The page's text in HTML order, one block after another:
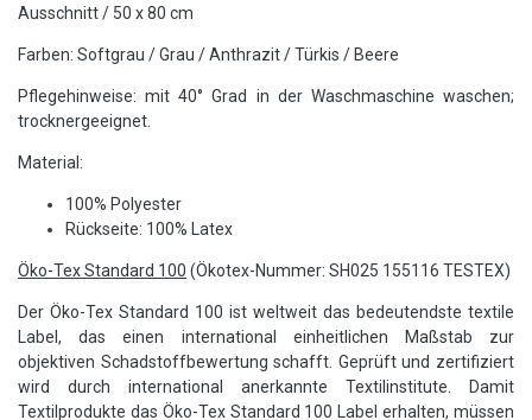
Ausschnitt / 50 x 80 cm
Farben: Softgrau / Grau / Anthrazit / Türkis / Beere
Pflegehinweise: mit 40° Grad in der Waschmaschine waschen;
trocknergeeignet.
Material:
100% Polyester
Rückseite: 100% Latex
Öko-Tex Standard 100 (Ökotex-Nummer: SH025 155116 TESTEX)
Der Öko-Tex Standard 100 ist weltweit das bedeutendste textile
Label, das einen international einheitlichen Maßstab zur
objektiven Schadstoffbewertung schafft. Geprüft und zertifiziert
wird durch international anerkannte Textilinstitute. Damit
Textilprodukte das Öko-Tex Standard 100 Label erhalten, müssen